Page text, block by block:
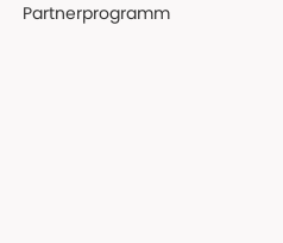
Partnerprogramm